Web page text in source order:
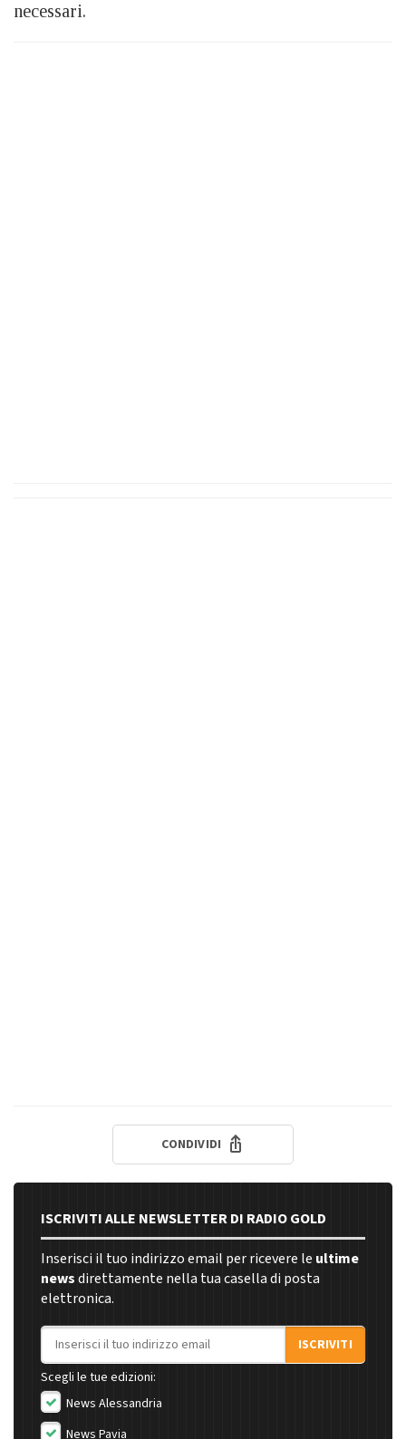
necessari.
CONDIVIDI
ISCRIVITI ALLE NEWSLETTER DI RADIO GOLD
Inserisci il tuo indirizzo email per ricevere le ultime
newsdirettamente nella tua casella di posta
elettronica.
Indirizzo email
ISCRIVITI
Scegli le tue edizioni:
News Alessandria
News Pavia